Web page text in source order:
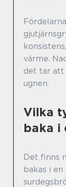
värme.
det tar att
ugnen.
Vilka
baka i
Det finns
bakas i en